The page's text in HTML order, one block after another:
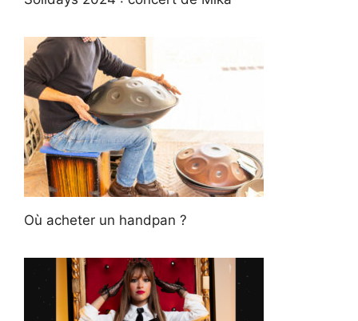
Où acheter un handpan ?